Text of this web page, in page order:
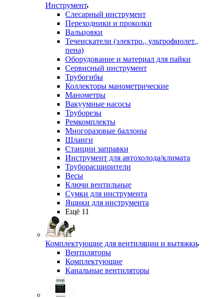
Инструмент
Слесарный инструмент
Переходники и проколки
Вальцовки
Течеискатели (электро., ультрофиолет.,
пена)
Оборудование и материал для пайки
Сервисный инструмент
Трубогибы
Коллекторы манометрические
Манометры
Вакуумные насосы
Труборезы
Ремкомплекты
Многоразовые баллоны
Шланги
Станции заправки
Инструмент для автохолода/климата
Труборасширители
Весы
Ключи вентильные
Сумки для инструмента
Ящики для инструмента
Ещё 11
Комплектующие для вентиляции и вытяжки
Вентиляторы
Комплектующие
Канальные вентиляторы